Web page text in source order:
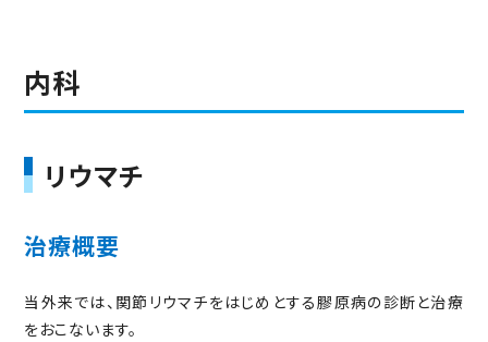
内科
リウマチ
治療概要
当外来では、関節リウマチをはじめとする膠原病の診断と治療
をおこないます。